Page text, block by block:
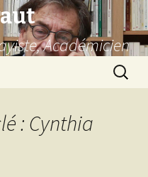
Académicien
: Cynthia